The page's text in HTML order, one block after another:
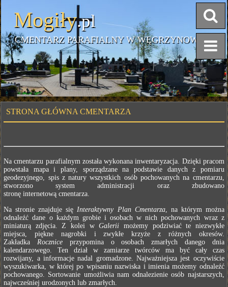
Mogiły.pl
CMENTARZ PARAFIALNY W WĘGRZYNOWIE
STRONA GŁÓWNA CMENTARZA
Na cmentarzu parafialnym została wykonana inwentaryzacja. Dzięki pracom
powstała mapa i plany, sporządzane na podstawie danych z pomiaru
geodezyjnego, spis z natury wszystkich osób pochowanych na cmentarzu,
stworzono system administracji oraz zbudowano
stronę internetową cmentarza.
Na stronie znajduje sięInteraktywny Plan Cmentarza, na którym można
odnaleźć dane o każdym grobie i osobach w nich pochowanych wraz z
miniaturą zdjęcia. Z kolei wGalerii możemy podziwiać te niezwykłe
miejsca, piękne nagrobki i zwykłe krzyże z różnych okresów.
ZakładkaRocznice przypomina o osobach zmarłych danego dnia
kalendarzowego. Ten dział w zamiarze twórców ma być cały czas
rozwijany, a informacje nadal gromadzone. Najważniejsza jest oczywiście
wyszukiwarka, w której po wpisaniu nazwiska i imienia możemy odnaleźć
pochowanego. Sortowanie umożliwia nam odnalezienie osób najstarszych,
najwcześniej urodzonych lub zmarłych.